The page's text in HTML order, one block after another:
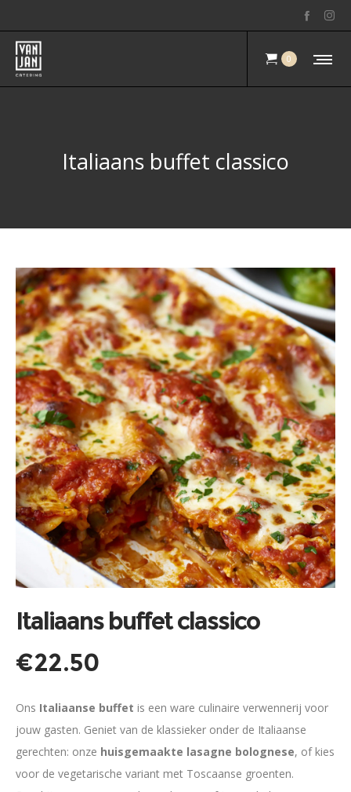
0
Italiaans buffet classico
Italiaans buffet classico
€22.50
Ons Italiaanse buffet is een ware culinaire verwennerij voor
jouw gasten. Geniet van de klassieker onder de Italiaanse
gerechten: onze huisgemaakte lasagne bolognese, of kies
voor de vegetarische variant met Toscaanse groenten.